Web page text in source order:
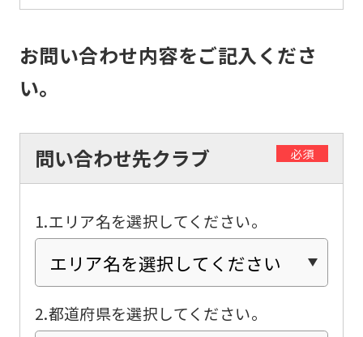
お問い合わせ内容をご記入くださ
い。
問い合わせ先クラブ 必須
1.エリア名を選択してください。
2.都道府県を選択してください。
page.
if
automatic
service,
the
Japanese
of